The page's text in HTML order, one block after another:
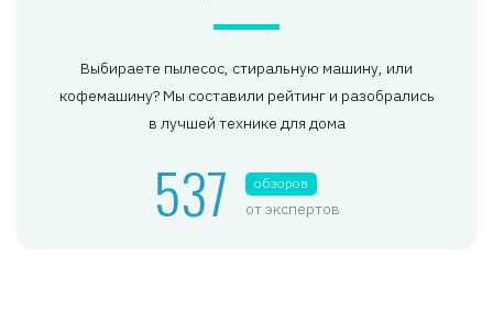
Выбираете пылесос, стиральную машину, или
кофемашину? Мы составили рейтинг и разобрались
в лучшей технике для дома
537 обзоров
от экспертов